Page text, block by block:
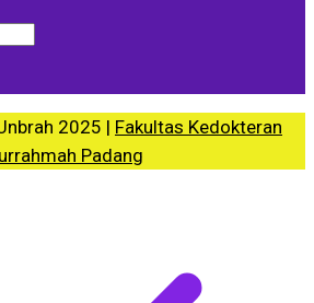
2025 | Fakultas Kedokteran
Padang